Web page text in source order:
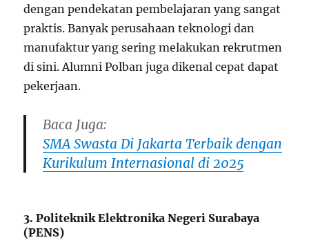
dengan pendekatan pembelajaran yang sangat
praktis. Banyak perusahaan teknologi dan
manufaktur yang sering melakukan rekrutmen
di sini. Alumni Polban juga dikenal cepat dapat
pekerjaan.
Baca Juga:
SMA Swasta Di Jakarta Terbaik dengan
Kurikulum Internasional di 2025
3. Politeknik Elektronika Negeri Surabaya
(PENS)